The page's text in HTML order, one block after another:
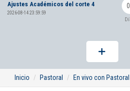
Ajustes Académicos del corte 4
2026-08-14 23:59:59
Inicio Pastoral En vivo con
Pregrados
Planta Docente
ADMISIONES